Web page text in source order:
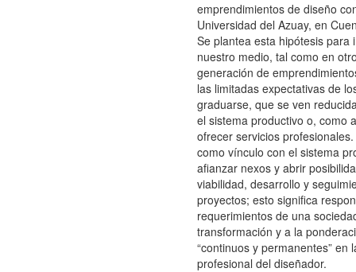
emprendimientos de diseño
Universidad del Azuay, en
Se plantea esta hipótesis para
nuestro medio, tal como en
generación de
las limitadas expectativas de
graduarse, que se ven
el sistema productivo o, como
ofrecer servicios
como vínculo con el sistema
afianzar nexos y abrir
viabilidad, desarrollo y
proyectos; esto significa
requerimientos de una
transformación y a la
“continuos y permanentes” en
profesional del diseñador.